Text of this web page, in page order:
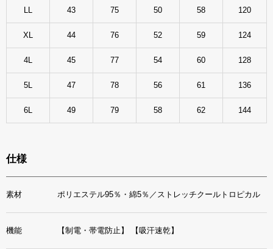
43 75 50 58 120
XL 44 76 52 59 124
4L 45 77 54 60 128
5L 47 78 56 61 136
6L 49 79 58 62 144
仕様
素材 ポリエステル95％・綿5％／ストレッチクールトロピカル
機能 【制電・帯電防止】 【吸汗速乾】